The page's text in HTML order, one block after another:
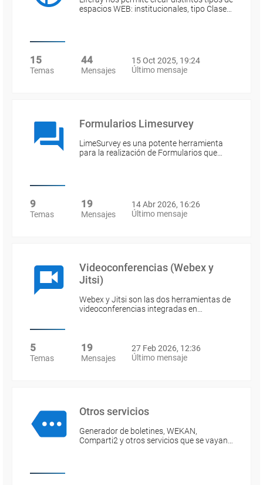
espacios WEB: institucionales, tipo Clase…
15
Temas
44
Mensajes
15 Oct 2025, 19:24
Último mensaje
Formularios Limesurvey
LimeSurvey es una potente herramienta
para la realización de Formularios que…
9
Temas
19
Mensajes
14 Abr 2026, 16:26
Último mensaje
Videoconferencias (Webex y
Jitsi)
Webex y Jitsi son las dos herramientas de
videoconferencias integradas en…
5
Temas
19
Mensajes
27 Feb 2026, 12:36
Último mensaje
Otros servicios
Generador de boletines, WEKAN,
Comparti2 y otros servicios que se vayan…